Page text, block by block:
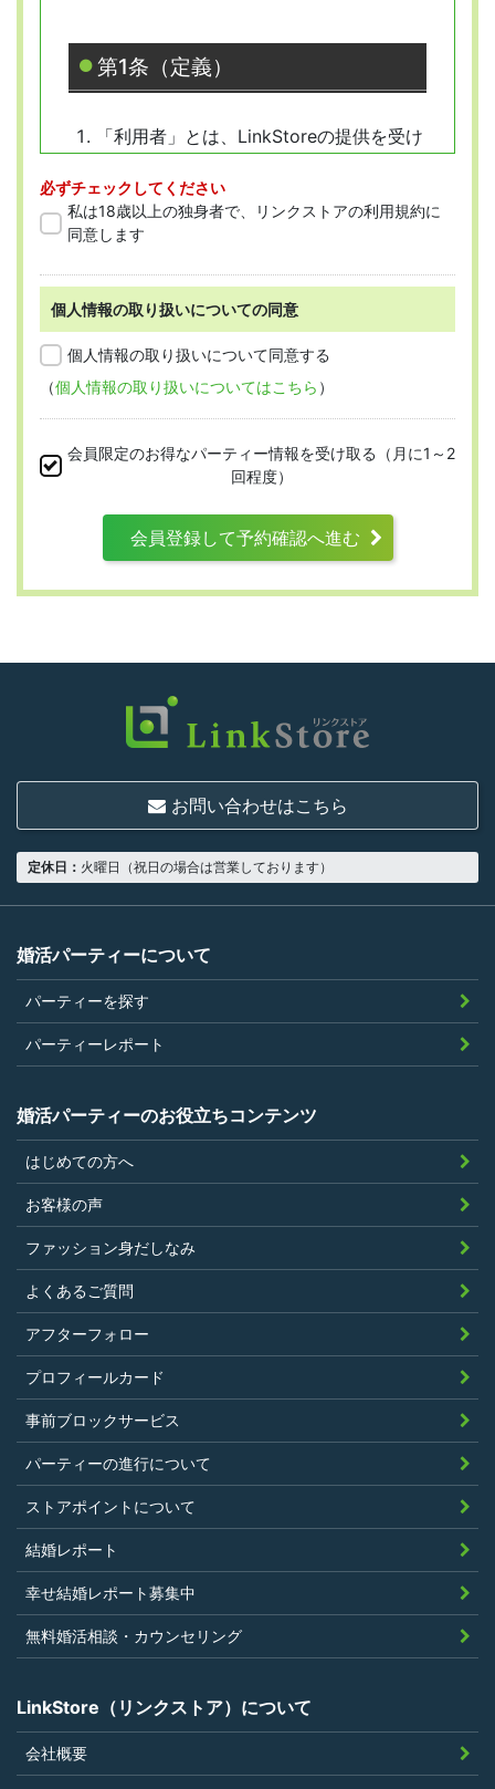
第1条（定義）
「利用者」とは、LinkStoreの提供を受け
「会員」とは、本規約に従って会員登録
をした人を指します。
第2条 （適用範囲）
本規約は、すべての会員に適用され、登録手
ります。
第3条 （利用資格）
いものとします。
18歳以上の独身者であること
男性は収入があること
当社の指定する環境でサービスを利用で
当社が企画するパーティープランに設定
されている年齢条件にあてはまっている
こと。
参加条件があり証明書が必要なパーティ
ーは、その条件にあてはまっており且つ
弊社が希望する証明書を持参できるこ
過去に、当社運営サービスにおいて、不
正行為、ストーカー行為、クレジットカ
ードの不正利用その他問題のある行為を
したことがないこと
暴力団等の反社会的勢力の関係者でな
く、また、法令違反あるいは公序良俗違
反行為等反社会的活動を行ったことがな
いこと
当社の独自の裁量によりLinkStoreの運営
上問題があると判断されたことがないこ
と
過去に会員登録を抹消されたり、利用停
止処分を受けたことがないこと
当社の提供するサービスと同一または類
似のサービスを提供することを業とする
法人または個人若しくはそれらの従業者
でないこと
必ずチェックしてください
私は18歳以上の独身者で、リンクストアの利用規約に
同意します
個人情報の取り扱いについての同意
個人情報の取り扱いについて同意する
（個人情報の取り扱いについてはこちら ）
会員限定のお得なパーティー情報を受け取る（月に1～2
回程度）
会員登録して予約確認へ進む
お問い合わせはこちら
定休日： 火曜日（祝日の場合は営業しております）
婚活パーティーについて
パーティーを探す
パーティーレポート
婚活パーティーのお役立ちコンテンツ
はじめての方へ
お客様の声
ファッション身だしなみ
よくあるご質問
アフターフォロー
プロフィールカード
事前ブロックサービス
パーティーの進行について
ストアポイントについて
結婚レポート
幸せ結婚レポート募集中
無料婚活相談・カウンセリング
LinkStore（リンクストア）について
会社概要